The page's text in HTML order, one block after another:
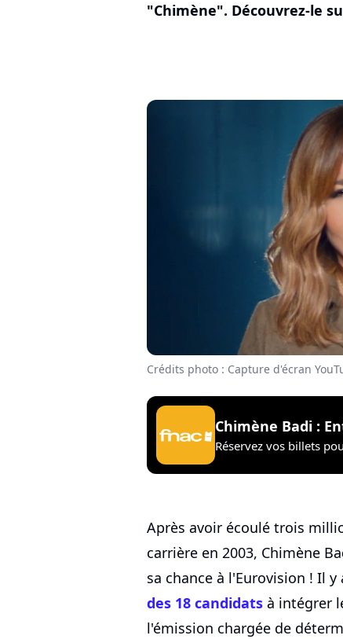
"Chimène". Découvrez-le
Crédits photo : Capture d'écran
Chimène Badi :
Réservez vos billets
Après avoir écoulé trois
carrière en 2003, Chimène
sa chance à l'Eurovision ! Il
des 18 candidats à intégrer
l'émission chargée de